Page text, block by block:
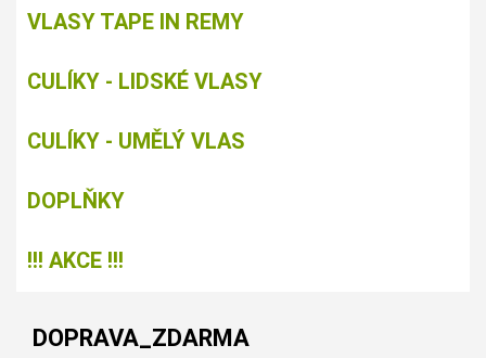
VLASY TAPE IN REMY
CULÍKY - LIDSKÉ VLASY
CULÍKY - UMĚLÝ VLAS
DOPLŇKY
!!! AKCE !!!
DOPRAVA_ZDARMA